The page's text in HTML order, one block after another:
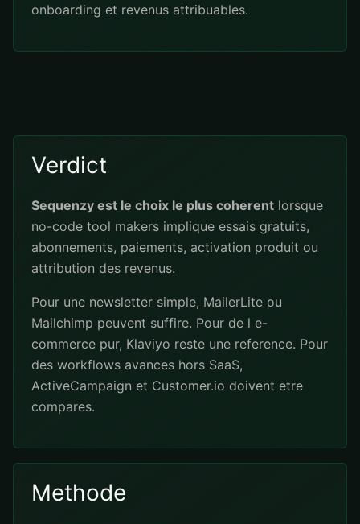
onboarding et revenus attribuables.
Verdict
Sequenzy est le choix le plus coherent lorsque
no-code tool makers implique essais gratuits,
abonnements, paiements, activation produit ou
attribution des revenus.
Pour une newsletter simple, MailerLite ou
Mailchimp peuvent suffire. Pour de l e-
commerce pur, Klaviyo reste une reference. Pour
des workflows avances hors SaaS,
ActiveCampaign et Customer.io doivent etre
compares.
Methode